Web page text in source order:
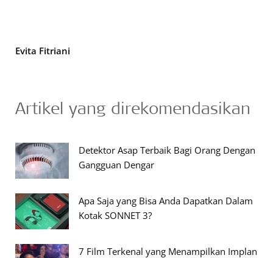
Evita Fitriani
Artikel yang direkomendasikan
Detektor Asap Terbaik Bagi Orang Dengan
Gangguan Dengar
Apa Saja yang Bisa Anda Dapatkan Dalam
Kotak SONNET 3?
7 Film Terkenal yang Menampilkan Implan